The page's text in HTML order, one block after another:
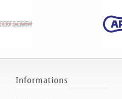
Informations